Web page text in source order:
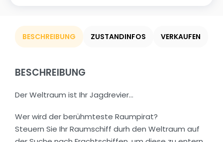
BESCHREIBUNG ZUSTANDINFOS VERKAUFEN
BESCHREIBUNG
Der Weltraum ist Ihr Jagdrevier…
Wer wird der berühmteste Raumpirat?
Steuern Sie Ihr Raumschiff durh den Weltraum auf